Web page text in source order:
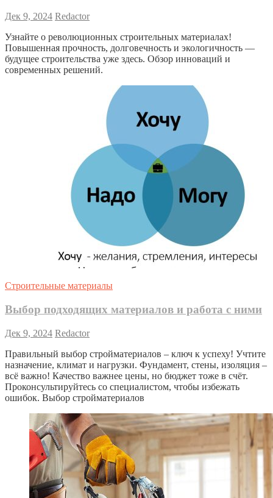
Дек 9, 2024 Redactor
Узнайте о революционных строительных материалах!
Повышенная прочность, долговечность и экологичность —
будущее строительства уже здесь. Обзор инноваций и
современных решений.
Строительные материалы
Выбор подходящих материалов и работа с ними
Дек 9, 2024 Redactor
Правильный выбор стройматериалов – ключ к успеху! Учтите
назначение, климат и нагрузки. Фундамент, стены, изоляция –
всё важно! Качество важнее цены, но бюджет тоже в счёт.
Проконсультируйтесь со специалистом, чтобы избежать
ошибок. Выбор стройматериалов